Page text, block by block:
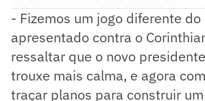
- Fizemos um jogo diferente do
apresentado contra o
ressaltar que o novo
trouxe mais calma, e agora
traçar planos para construir